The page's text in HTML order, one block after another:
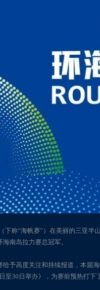
下称“海帆赛”）在美丽的三亚
南岛拉力赛总冠军。
予高度关注和持续报道，本届
至30日举办》，为赛前预热打下